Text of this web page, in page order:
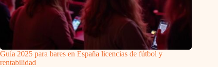
Guía 2025 para bares en España licencias de fútbol y
rentabilidad